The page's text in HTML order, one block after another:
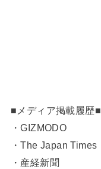
■メディア掲載履歴■
・GIZMODO
・The Japan Times
・産経新聞